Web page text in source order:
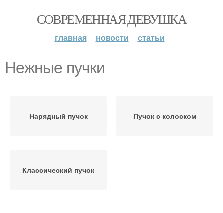
СОВРЕМЕННАЯ ДЕВУШКА
главная новости статьи
Нежные пучки
Нарядный пучок Пучок с колоском
Классический пучок